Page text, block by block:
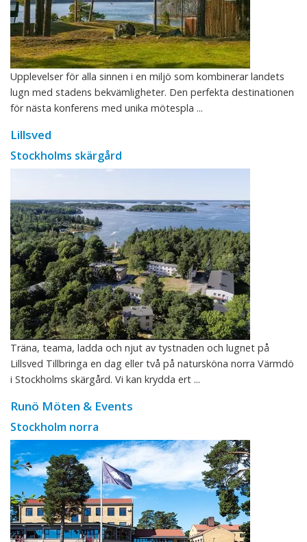
Upplevelser för alla sinnen i en miljö som kombinerar landets
lugn med stadens bekvämligheter. Den perfekta destinationen
för nästa konferens med unika mötespla ...
Lillsved
Stockholms skärgård
Träna, teama, ladda och njut av tystnaden och lugnet på
Lillsved Tillbringa en dag eller två på natursköna norra Värmdö
i Stockholms skärgård. Vi kan krydda ert ...
Runö Möten & Events
Stockholm norra